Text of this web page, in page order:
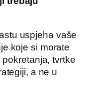
uspjeha vaše
koje si morate
tvrtke
a ne u